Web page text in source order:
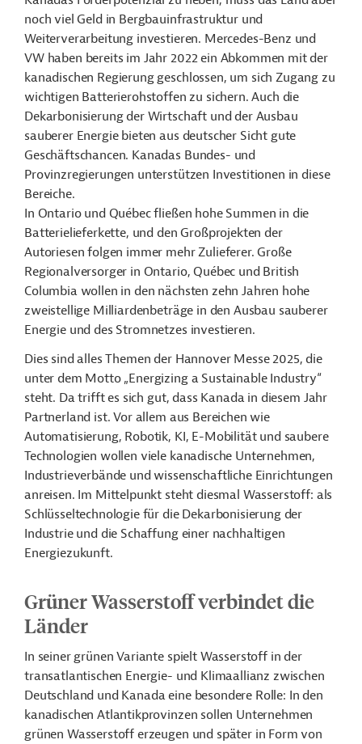
noch viel Geld in Bergbauinfrastruktur und
Weiterverarbeitung investieren. Mercedes-­Benz und
VW haben bereits im Jahr 2022 ein Abkommen mit der
kanadischen Regierung geschlossen, um sich Zugang zu
wichtigen Batterierohstoffen zu sichern. Auch die
Dekarbonisierung der Wirtschaft und der Ausbau
sauberer Energie bieten aus deutscher Sicht gute
Geschäftschancen. Kanadas Bundes- und
Provinzregierungen unterstützen Investitionen in diese
Bereiche.
In Ontario und Québec fließen hohe Summen in die
Batterielieferkette, und den Großprojekten der
Autoriesen folgen immer mehr Zulieferer. Große
Regionalversorger in Ontario, Québec und British
Columbia wollen in den nächsten zehn Jahren hohe
zweistellige Milliardenbeträge in den Ausbau sauberer
Energie und des Stromnetzes investieren.
Dies sind alles Themen der Hannover Messe 2025, die
unter dem Motto „Energizing a Sustainable Industry“
steht. Da trifft es sich gut, dass Kanada in diesem Jahr
Partnerland ist. Vor allem aus Bereichen wie
Automatisierung, Robotik, KI, E-Mobilität und saubere
Technologien wollen viele kanadische Unternehmen,
Industrieverbände und wissenschaftliche Einrichtungen
anreisen. Im Mittelpunkt steht diesmal Wasserstoff: als
Schlüsseltechnologie für die Dekarbonisierung der
Industrie und die Schaffung einer nachhaltigen
Energiezukunft.
Grüner Wasserstoff verbindet die
Länder
In seiner grünen Variante spielt Wasserstoff in der
transatlantischen Energie- und Klimaallianz zwischen
Deutschland und Kanada eine besondere Rolle: In den
kanadischen Atlantikprovinzen sollen Unternehmen
grünen Wasserstoff erzeugen und später in Form von